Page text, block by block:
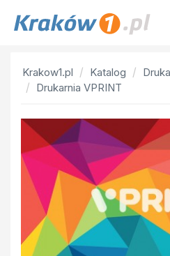
Krakow1.pl Katalog
Drukarnia VPRINT